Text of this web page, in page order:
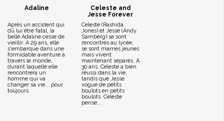
Adaline
Après un accident qui
dû lui être fatal, la
belle Adaline cesse de
vieillir. A 29 ans, elle
s'embarque dans une
formidable aventure à
travers le monde,
durant laquelle elle
rencontrera un
homme qui va
changer sa vie... pour
toujours.
Celeste and
Jesse Forever
Celeste (Rashida
Jones) et Jesse (Andy
Samberg) se sont
rencontrés au lycée,
se sont marriés jeunes
mais vivent
maintenant séparés. A
30 ans, Celeste a bien
réussi dans la vie,
tandis que Jesse
vogue de petits
boulots en petits
boulots. Celeste
pense...